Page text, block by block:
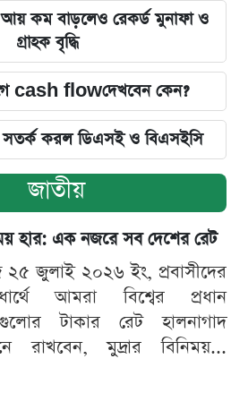
কম বাড়লেও রেকর্ড মুনাফা ও
গ্রাহক বৃদ্ধি
cash flowদেখবেন কেন?
সতর্ক করল ডিএসই ও বিএসইসি
জাতীয়
হার: এক নজরে সব দেশের রেট
জুলাই ২০২৬ ইং, প্রবাসীদের
আমরা বিশ্বের প্রধান
টাকার রেট হালনাগাদ
রাখবেন, মুদ্রার বিনিময়...